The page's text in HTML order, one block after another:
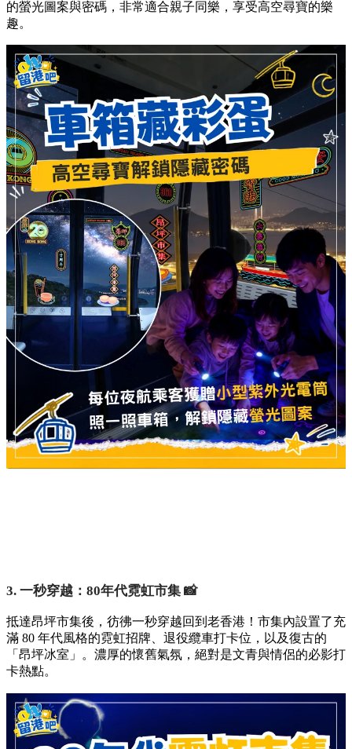
的螢光圖案與密碼，非常適合親子同樂，享受高空尋寶的樂
趣。
3. 一秒穿越：80年代霓虹市集 📸
抵達昂坪市集後，彷彿一秒穿越回到老香港！市集內設置了充
滿 80 年代風格的霓虹招牌、退役纜車打卡位，以及復古的
「昂坪冰室」。濃厚的懷舊氣氛，絕對是文青與情侶的必影打
卡熱點。